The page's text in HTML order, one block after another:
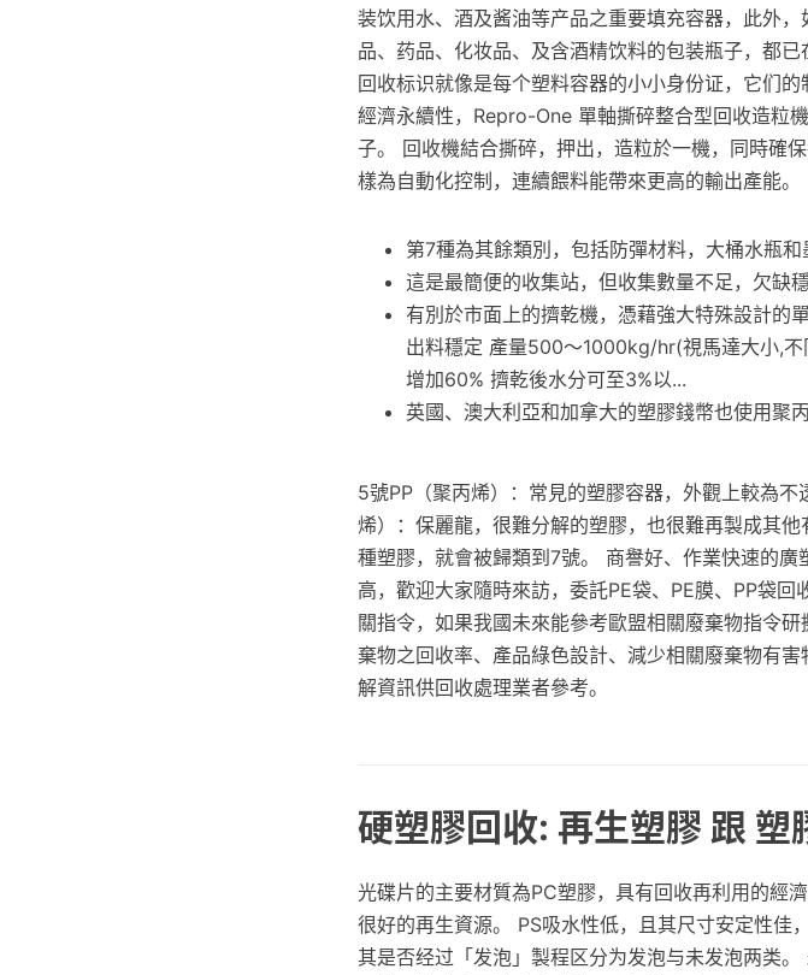
装饮用水、酒及酱油等产品之重要填充容器，此外
品、药品、化妆品、及含酒精饮料的包装瓶子，都
回收标识就像是每个塑料容器的小小身份证，它们
經濟永續性，Repro-One 單軸撕碎整合型回收造粒
子。 回收機結合撕碎，押出，造粒於一機，同時確
樣為自動化控制，連續餵料能帶來更高的輸出產能。
第7種為其餘類別，包括防彈材料，大桶水瓶和
這是最簡便的收集站，但收集數量不足，欠缺穩
有別於市面上的擠乾機，憑藉強大特殊設計的
出料穩定 產量500～1000kg/hr(視馬達大小,
增加60% 擠乾後水分可至3%以...
英國、澳大利亞和加拿大的塑膠錢幣也使用聚丙
5號PP（聚丙烯）：常見的塑膠容器，外觀上較為
烯）：保麗龍，很難分解的塑膠，也很難再製成其
種塑膠，就會被歸類到7號。 商譽好、作業快速的
高，歡迎大家隨時來訪，委託PE袋、PE膜、PP袋
關指令，如果我國未來能參考歐盟相關廢棄物指令
棄物之回收率、產品綠色設計、減少相關廢棄物有
解資訊供回收處理業者參考。
硬塑膠回收: 再生塑膠 跟
光碟片的主要材質為PC塑膠，具有回收再利用的經
很好的再生資源。 PS吸水性低，且其尺寸安定性佳
其是否经过「发泡」製程区分为发泡与未发泡两类